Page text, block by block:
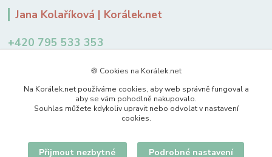
Jana Kolaříková | Korálek.net
+420 795 533 353
🍪 Cookies na Korálek.net
Na Korálek.net používáme cookies, aby web správně fungoval a
aby se vám pohodlně nakupovalo.
Souhlas můžete kdykoliv upravit nebo odvolat v nastavení
cookies.
Přijmout nezbytné Podrobné nastavení